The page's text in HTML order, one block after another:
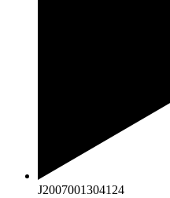
J2007001304124